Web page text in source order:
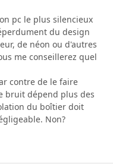
pc le plus silencieux
du design
de néon ou d'autres
me conseillerez quel
contre de le faire
bruit dépend plus des
du boîtier doit
Non?